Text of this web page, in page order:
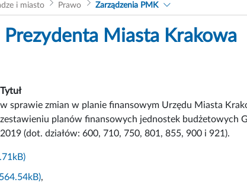
i miasto Prawo Zarządzenia PMK
Prezydenta Miasta Krakowa
Tytuł
w sprawie zmian w planie finansowym Urzędu Miasta
zestawieniu planów finansowych jednostek budżetowych
2019 (dot. działów: 600, 710, 750, 801, 855, 900 i 921).
,